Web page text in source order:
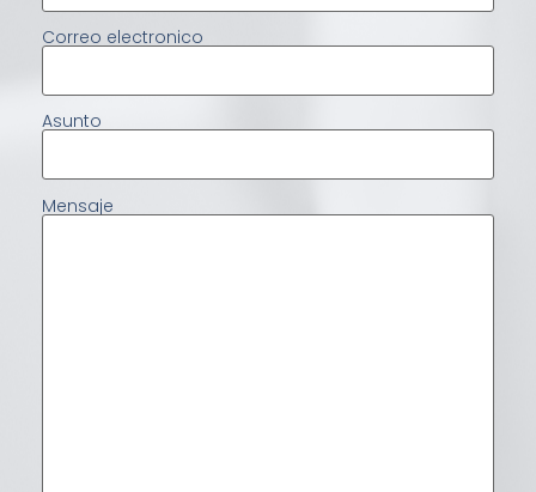
Correo electronico
Asunto
Mensaje